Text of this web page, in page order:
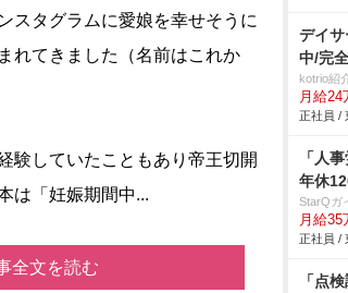
スタグラムに愛娘を幸せそうに
れてきました（名前はこれか
験していたこともあり帝王切開
は「妊娠期間中...
全文を読む
デイ
中/完
kotrio紹
月給24
正社員 /
「人
年休
StarQガ
月給35
正社員 /
「点